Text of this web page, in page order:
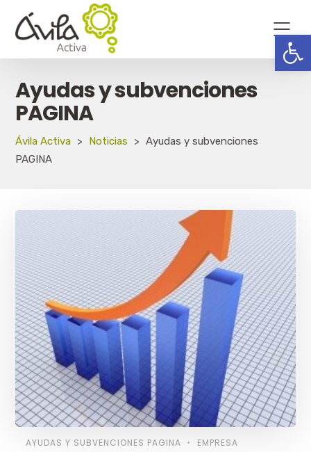
Ayudas y subvenciones
PAGINA
Ávila Activa > Noticias > Ayudas y subvenciones
PAGINA
AYUDAS Y SUBVENCIONES PAGINA EMPRESA